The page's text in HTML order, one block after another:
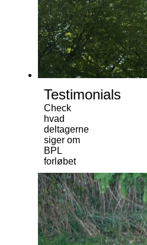
Testimonials
Check
hvad
deltagerne
siger om
BPL
forløbet